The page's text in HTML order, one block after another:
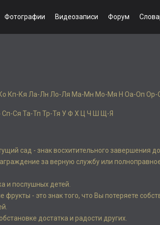
Фотографии Видеозаписи Форум
Кп-Кя Ла-Лн Ло-Ля Ма-Мн Мо-Мя Н Оа-Оп Ор-
Сп-Ся Та-Тп Тр-Тя У Ф Х Ч Щ-Я
сад - знак восхитительного завершения
за верную службу или
и послушных детей.
- это знак того, что Вы потеряете
достатка и радости других.